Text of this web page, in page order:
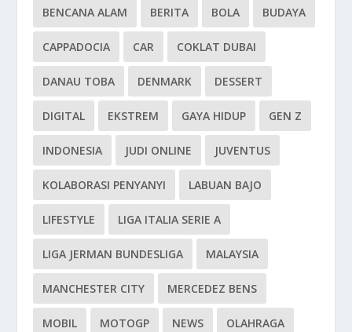
BENCANA ALAM BERITA BOLA BUDAYA
CAPPADOCIA CAR COKLAT DUBAI
DANAU TOBA DENMARK DESSERT
DIGITAL EKSTREM GAYA HIDUP GEN Z
INDONESIA JUDI ONLINE JUVENTUS
KOLABORASI PENYANYI LABUAN BAJO
LIFESTYLE LIGA ITALIA SERIE A
LIGA JERMAN BUNDESLIGA MALAYSIA
MANCHESTER CITY MERCEDEZ BENS
MOBIL MOTOGP NEWS OLAHRAGA